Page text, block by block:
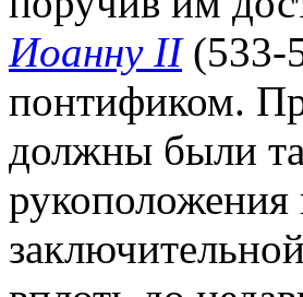
Иоанну II(533-
понтификом.
должны были